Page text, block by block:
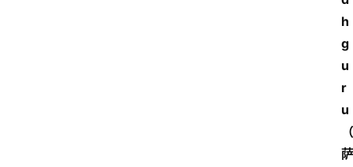
h
g
u
r
u
（
萨